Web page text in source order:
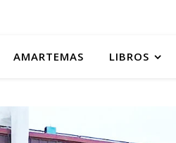
AMARTEMAS LIBROS